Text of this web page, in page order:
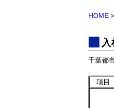
HOME >
千葉都
項目